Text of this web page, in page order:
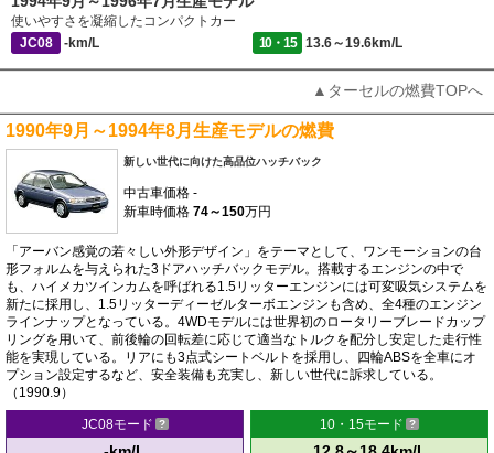
使いやすさを凝縮したコンパクトカー
JC08
-km/L 10・15 13.6～19.6km/L
▲ターセルの燃費TOPへ
1990年9月～1994年8月生産モデルの燃費
新しい世代に向けた高品位ハッチバック
中古車価格 -
新車時価格 74～150万円
「アーバン感覚の若々しい外形デザイン」をテーマとして、ワンモーションの台
形フォルムを与えられた3ドアハッチバックモデル。搭載するエンジンの中で
も、ハイメカツインカムを呼ばれる1.5リッターエンジンには可変吸気システムを
新たに採用し、1.5リッターディーゼルターボエンジンも含め、全4種のエンジン
ラインナップとなっている。4WDモデルには世界初のロータリーブレードカップ
リングを用いて、前後輪の回転差に応じて適当なトルクを配分し安定した走行性
能を実現している。リアにも3点式シートベルトを採用し、四輪ABSを全車にオ
プション設定するなど、安全装備も充実し、新しい世代に訴求している。
（1990.9）
JC08モード 10・15モード